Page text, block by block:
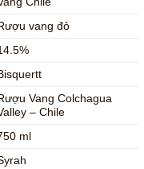
vang đỏ
Vang Colchagua
– Chile
ml